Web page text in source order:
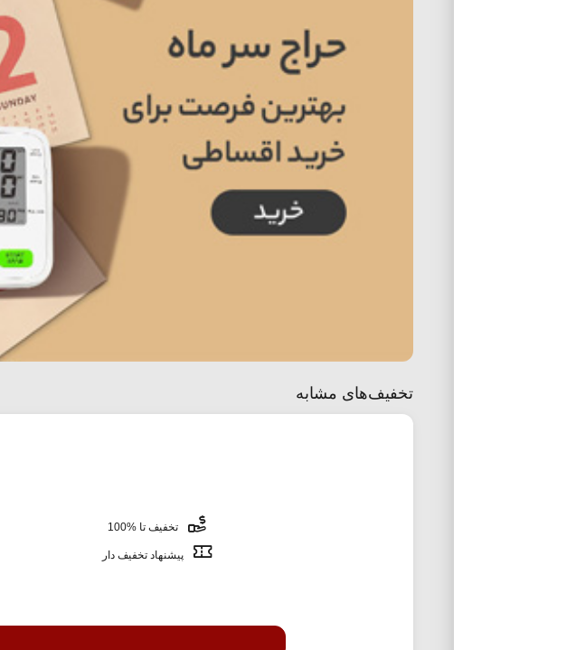
تخفیف‌های مشابه
تخفیف تا %100
پیشنهاد تخفیف دار